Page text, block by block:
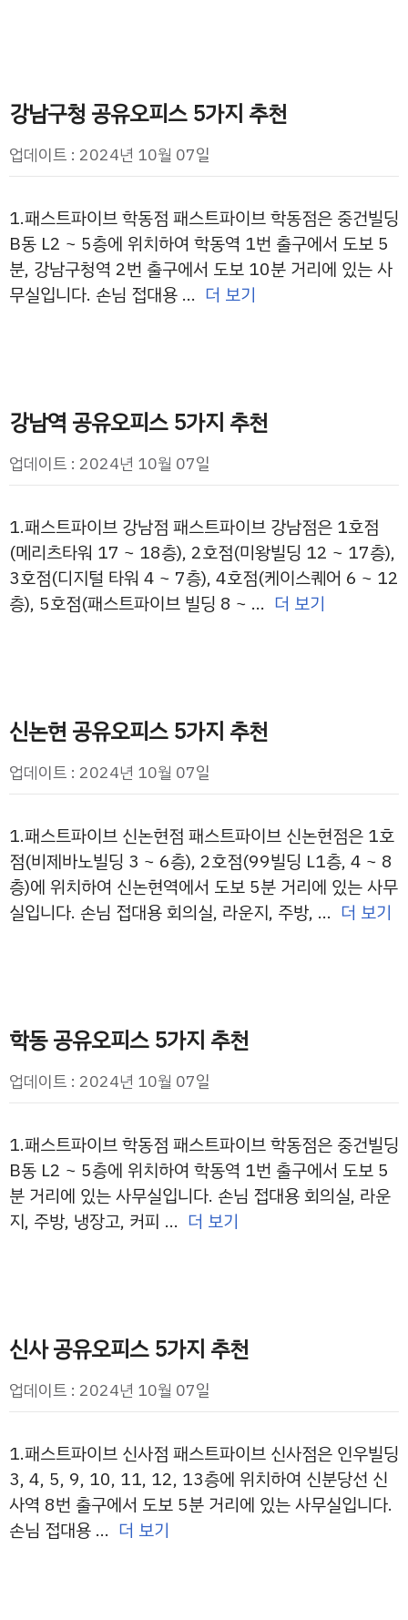
강남구청 공유오피스 5가지 추천
업데이트 : 2024년 10월 07일
1.패스트파이브 학동점 패스트파이브 학동점은 중건빌딩
B동 L2 ~ 5층에 위치하여 학동역 1번 출구에서 도보 5
분, 강남구청역 2번 출구에서 도보 10분 거리에 있는 사
무실입니다. 손님 접대용 … 더 보기
강남역 공유오피스 5가지 추천
업데이트 : 2024년 10월 07일
1.패스트파이브 강남점 패스트파이브 강남점은 1호점
(메리츠타워 17 ~ 18층), 2호점(미왕빌딩 12 ~ 17층),
3호점(디지털 타워 4 ~ 7층), 4호점(케이스퀘어 6 ~ 12
층), 5호점(패스트파이브 빌딩 8 ~ … 더 보기
신논현 공유오피스 5가지 추천
업데이트 : 2024년 10월 07일
1.패스트파이브 신논현점 패스트파이브 신논현점은 1호
점(비제바노빌딩 3 ~ 6층), 2호점(99빌딩 L1층, 4 ~ 8
층)에 위치하여 신논현역에서 도보 5분 거리에 있는 사무
실입니다. 손님 접대용 회의실, 라운지, 주방, … 더 보기
학동 공유오피스 5가지 추천
업데이트 : 2024년 10월 07일
1.패스트파이브 학동점 패스트파이브 학동점은 중건빌딩
B동 L2 ~ 5층에 위치하여 학동역 1번 출구에서 도보 5
분 거리에 있는 사무실입니다. 손님 접대용 회의실, 라운
지, 주방, 냉장고, 커피 … 더 보기
신사 공유오피스 5가지 추천
업데이트 : 2024년 10월 07일
1.패스트파이브 신사점 패스트파이브 신사점은 인우빌딩
3, 4, 5, 9, 10, 11, 12, 13층에 위치하여 신분당선 신
사역 8번 출구에서 도보 5분 거리에 있는 사무실입니다.
손님 접대용 … 더 보기